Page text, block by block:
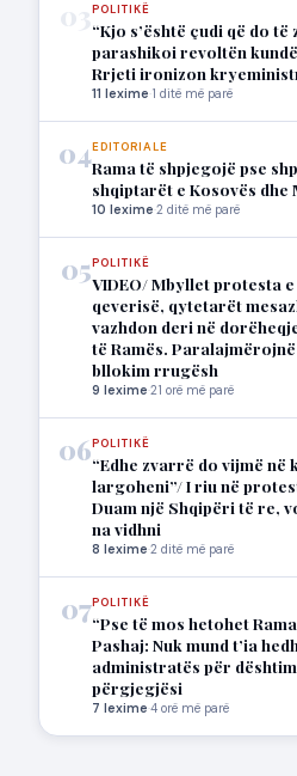
POLITIKË
“Kjo s’është çudi që do të
parashikoi revoltën
Rrjeti ironizon
11 lexime·1 ditë më parë
04EDITORIALE
Rama të shpjegojë pse
shqiptarët e Kosovës dhe
10 lexime·2 ditë më parë
05POLITIKË
VIDEO/ Mbyllet protesta
qeverisë, qytetarët
vazhdon deri në
të Ramës.
bllokim rrugësh
9 lexime·21 orë më parë
06POLITIKË
“Edhe zvarrë do vijmë në
largoheni”/ I riu në
Duam një Shqipëri të re,
na vidhni
8 lexime·2 ditë më parë
07POLITIKË
“Pse të mos hetohet
Pashaj: Nuk mund t’ia
administratës për
përgjegjësi
7 lexime·4 orë më parë